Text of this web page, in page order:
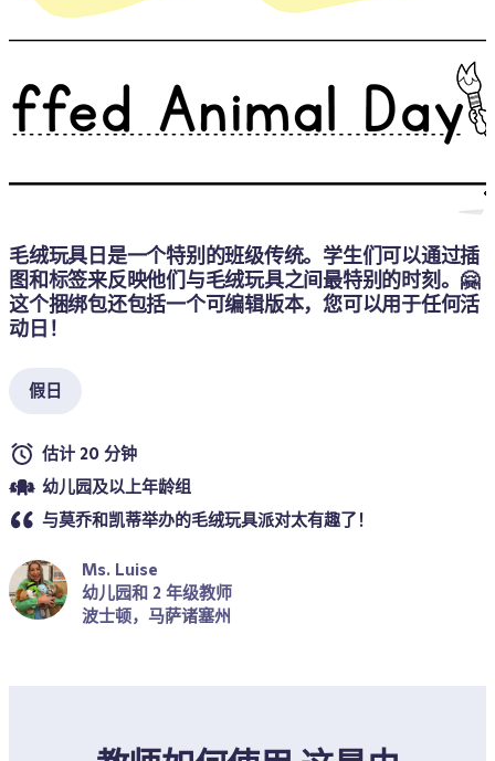
毛绒玩具日是一个特别的班级传统。学生们可以通过插
图和标签来反映他们与毛绒玩具之间最特别的时刻。🤗
这个捆绑包还包括一个可编辑版本，您可以用于任何活
动日！
假日
估计 20 分钟
幼儿园及以上年龄组
与莫乔和凯蒂举办的毛绒玩具派对太有趣了！
Ms. Luise
幼儿园和 2 年级教师
波士顿，马萨诸塞州